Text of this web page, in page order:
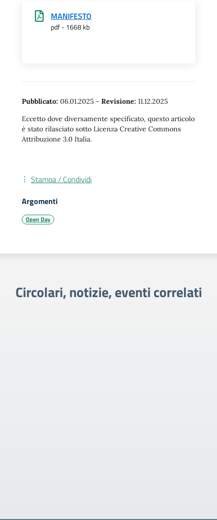
MANIFESTO
pdf - 1668 kb
Pubblicato: 06.01.2025 - Revisione: 11.12.2025
Eccetto dove diversamente specificato, questo articolo
è stato rilasciato sotto Licenza Creative Commons
Attribuzione 3.0 Italia.
Stampa / Condividi
Argomenti
Open Day
Circolari, notizie, eventi correlati